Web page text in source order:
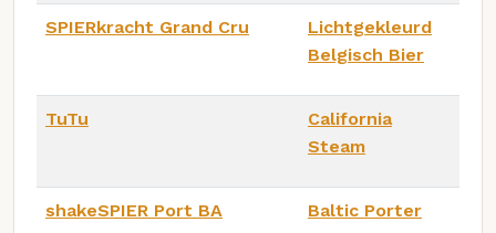
SPIERkracht Grand Cru
Lichtgekleurd
Belgisch Bier
TuTu
California
Steam
shakeSPIER Port BA Baltic Porter